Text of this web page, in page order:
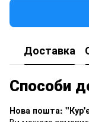
Доставка
Способи
Нова пошта: